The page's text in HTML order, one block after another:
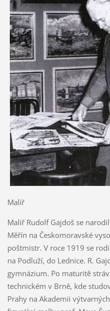
Malíř
Malíř Rudolf Gajdoš se
Měřín na Českomoravské
poštmistr. V roce 1919 se
na Podluží, do Lednice. R.
gymnázium. Po maturitě
technickém v Brně, kde
Prahy na Akademii